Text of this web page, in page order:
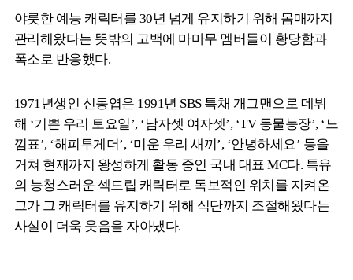
야릇한 예능 캐릭터를 30년 넘게 유지하기 위해 몸매까지
관리해왔다는 뜻밖의 고백에 마마무 멤버들이 황당함과
폭소로 반응했다.
1971년생인 신동엽은 1991년 SBS 특채 개그맨으로 데뷔
해 ‘기쁜 우리 토요일’, ‘남자셋 여자셋’, ‘TV 동물농장’, ‘느
낌표’, ‘해피투게더’, ‘미운 우리 새끼’, ‘안녕하세요’ 등을
거쳐 현재까지 왕성하게 활동 중인 국내 대표 MC다. 특유
의 능청스러운 섹드립 캐릭터로 독보적인 위치를 지켜온
그가 그 캐릭터를 유지하기 위해 식단까지 조절해왔다는
사실이 더욱 웃음을 자아냈다.